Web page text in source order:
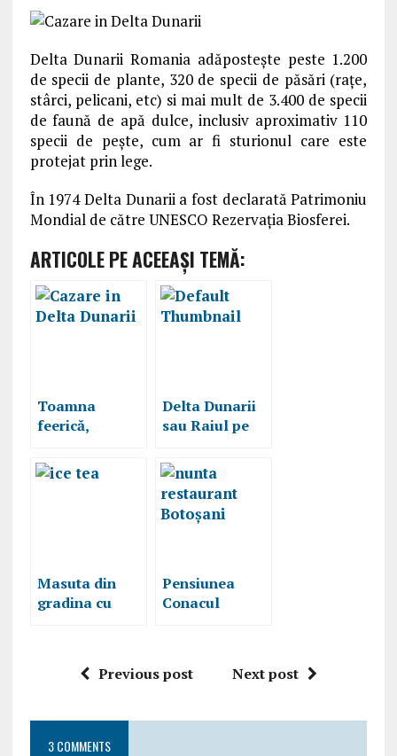
Delta Dunarii Romania adăpostește peste 1.200
de specii de plante, 320 de specii de păsări (rațe,
stârci, pelicani, etc) si mai mult de 3.400 de specii
de faună de apă dulce, inclusiv aproximativ 110
specii de pește, cum ar fi sturionul care este
protejat prin lege.
În 1974 Delta Dunarii a fost declarată Patrimoniu
Mondial de către UNESCO Rezervația Biosferei.
ARTICOLE PE ACEEAŞI TEMĂ:
Toamna
feerică,
Dunării
Delta Dunarii
sau Raiul pe
Masuta din
gradina cu
licoare te
aroma sa
Pensiunea
Conacul
petrecerile
Previous post Next post
3 COMMENTS